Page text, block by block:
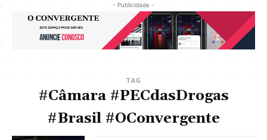
- Publicidade -
TAG
#Câmara #PECdasDrogas
#Brasil #OConvergente